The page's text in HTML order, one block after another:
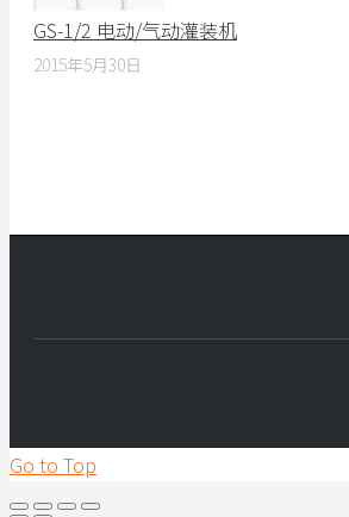
GS-1/2 电动/气动灌装机
2015年5月30日
Go to Top